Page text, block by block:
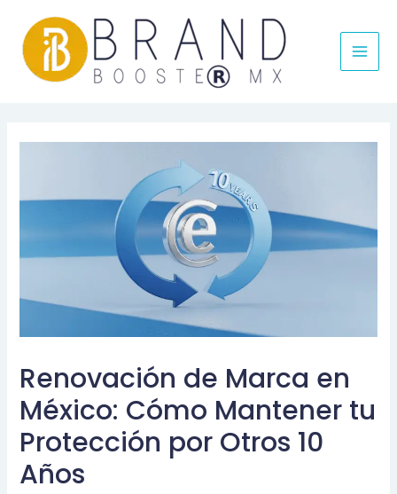
Renovación de Marca en
México: Cómo Mantener tu
Protección por Otros 10
Años